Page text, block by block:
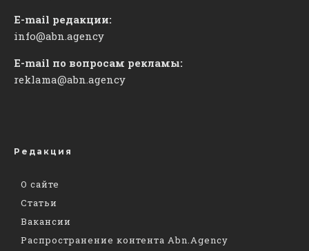
E-mail редакции:
info@abn.agency
E-mail по вопросам рекламы:
reklama@abn.agency
Редакция
О сайте
Статьи
Вакансии
Распространение контента Abn.Agency